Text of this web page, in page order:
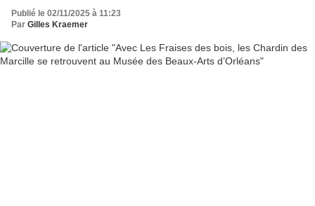
Publié le 02/11/2025 à 11:23
Par Gilles Kraemer